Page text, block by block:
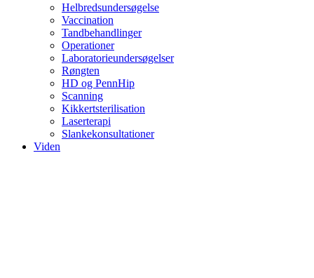
Helbredsundersøgelse
Vaccination
Tandbehandlinger
Operationer
Laboratorieundersøgelser
Røngten
HD og PennHip
Scanning
Kikkertsterilisation
Laserterapi
Slankekonsultationer
Viden